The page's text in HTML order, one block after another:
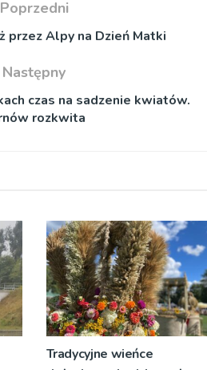
Poprzedni
przez Alpy na Dzień Matki
Następny
czas na sadzenie kwiatów.
rozkwita
Tradycyjne wieńce